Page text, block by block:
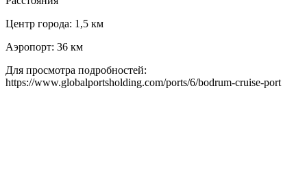
Центр города: 1,5 км
Аэропорт: 36 км
Для просмотра подробностей:
https://www.globalportsholding.com/ports/6/bodrum-cruise-port